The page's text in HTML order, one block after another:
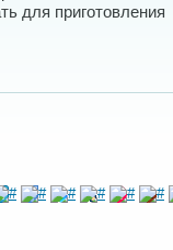
для приготовления